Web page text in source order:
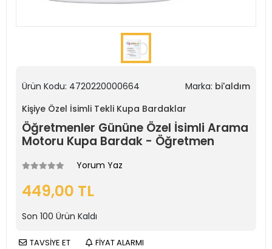
Ürün Kodu: 4720220000664 Marka: bi'aldım
Kişiye Özel İsimli Tekli Kupa Bardaklar
Öğretmenler Gününe Özel İsimli Arama
Motoru Kupa Bardak - Öğretmen
Yorum Yaz
449,00 TL
Son 100 Ürün Kaldı
TAVSİYE ET FİYAT ALARMI